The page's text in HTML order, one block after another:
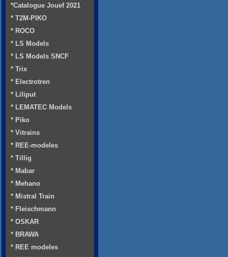
*Catalogue Jouef 2021
* T2M-PIKO
* ROCO
* LS Models
* LS Models SNCF
* Trix
* Electrotren
* Liliput
* LEMATEC Models
* Piko
* Vitrains
* REE-modeles
* Tillig
* Mabar
* Mehano
* Mistral Train
* Fleischmann
* OSKAR
* BRAWA
* REE modeles